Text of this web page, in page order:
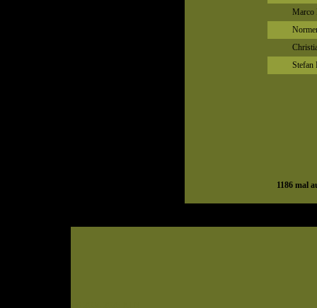
Marco
Stefan
1186 mal